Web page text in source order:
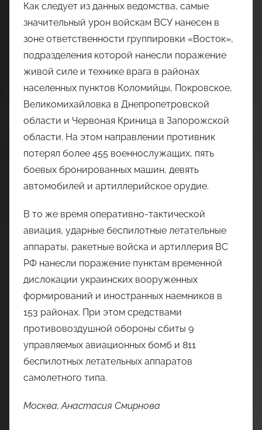
Как следует из данных ведомства, самые
значительный урон войскам ВСУ нанесен в
зоне ответственности группировки «Восток»,
подразделения которой нанесли поражение
живой силе и технике врага в районах
населенных пунктов Коломийцы, Покровское,
Великомихайловка в Днепропетровской
области и Червоная Криница в Запорожской
области. На этом направлении противник
потерял более 455 военнослужащих, пять
боевых бронированных машин, девять
автомобилей и артиллерийское орудие.
В то же время оперативно-тактической
авиация, ударные беспилотные летательные
аппараты, ракетные войска и артиллерия ВС
РФ нанесли поражение пунктам временной
дислокации украинских вооруженных
формирований и иностранных наемников в
153 районах. При этом средствами
противовоздушной обороны сбиты 9
управляемых авиационных бомб и 811
беспилотных летательных аппаратов
самолетного типа.
Москва, Анастасия Смирнова